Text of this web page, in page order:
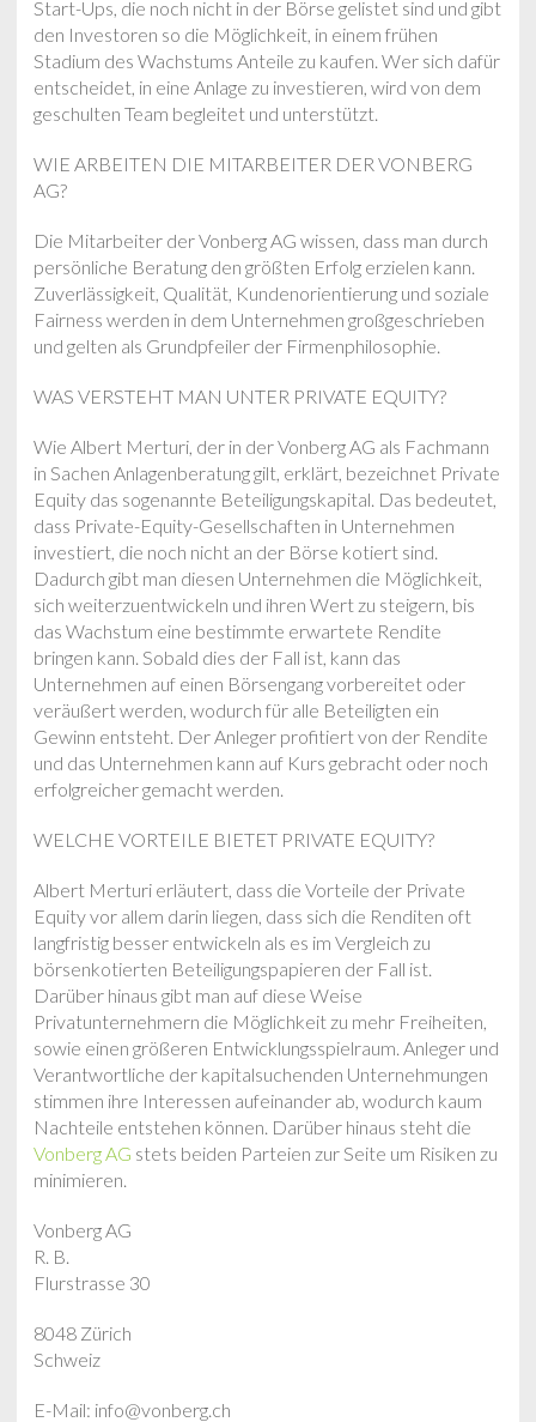
Start-Ups, die noch nicht in der Börse gelistet sind und gibt
den Investoren so die Möglichkeit, in einem frühen
Stadium des Wachstums Anteile zu kaufen. Wer sich dafür
entscheidet, in eine Anlage zu investieren, wird von dem
geschulten Team begleitet und unterstützt.
WIE ARBEITEN DIE MITARBEITER DER VONBERG
AG?
Die Mitarbeiter der Vonberg AG wissen, dass man durch
persönliche Beratung den größten Erfolg erzielen kann.
Zuverlässigkeit, Qualität, Kundenorientierung und soziale
Fairness werden in dem Unternehmen großgeschrieben
und gelten als Grundpfeiler der Firmenphilosophie.
WAS VERSTEHT MAN UNTER PRIVATE EQUITY?
Wie Albert Merturi, der in der Vonberg AG als Fachmann
in Sachen Anlagenberatung gilt, erklärt, bezeichnet Private
Equity das sogenannte Beteiligungskapital. Das bedeutet,
dass Private-Equity-Gesellschaften in Unternehmen
investiert, die noch nicht an der Börse kotiert sind.
Dadurch gibt man diesen Unternehmen die Möglichkeit,
sich weiterzuentwickeln und ihren Wert zu steigern, bis
das Wachstum eine bestimmte erwartete Rendite
bringen kann. Sobald dies der Fall ist, kann das
Unternehmen auf einen Börsengang vorbereitet oder
veräußert werden, wodurch für alle Beteiligten ein
Gewinn entsteht. Der Anleger profitiert von der Rendite
und das Unternehmen kann auf Kurs gebracht oder noch
erfolgreicher gemacht werden.
WELCHE VORTEILE BIETET PRIVATE EQUITY?
Albert Merturi erläutert, dass die Vorteile der Private
Equity vor allem darin liegen, dass sich die Renditen oft
langfristig besser entwickeln als es im Vergleich zu
börsenkotierten Beteiligungspapieren der Fall ist.
Darüber hinaus gibt man auf diese Weise
Privatunternehmern die Möglichkeit zu mehr Freiheiten,
sowie einen größeren Entwicklungsspielraum. Anleger und
Verantwortliche der kapitalsuchenden Unternehmungen
stimmen ihre Interessen aufeinander ab, wodurch kaum
Nachteile entstehen können. Darüber hinaus steht die
Vonberg AG stets beiden Parteien zur Seite um Risiken zu
minimieren.
Vonberg AG
R. B.
Flurstrasse 30
8048 Zürich
Schweiz
E-Mail: info@vonberg.ch